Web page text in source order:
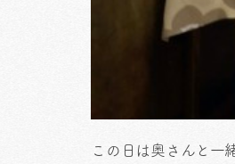
この日は奥さんと一